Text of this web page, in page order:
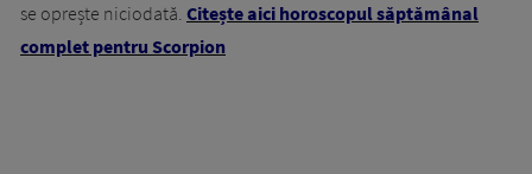
se oprește niciodată. Citește aici horoscopul săptămânal
complet pentru Scorpion